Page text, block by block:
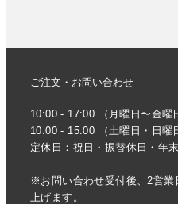
ご注文・お問い合わせ
10:00 - 17:00 （月曜日〜金曜
10:00 - 15:00 （土曜日・日曜
定休日：祝日・振替休日・年
※お問い合わせ受付後、2営業
上げます。